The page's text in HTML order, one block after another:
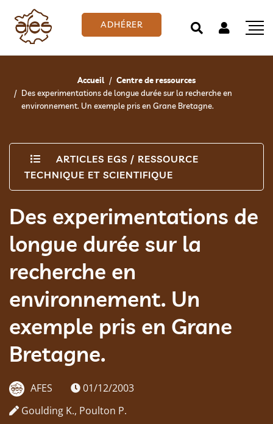
ADHÉRER
Accueil
Centre de ressources
Des experimentations de longue durée sur la recherche en
environnement. Un exemple pris en Grane Bretagne.
ARTICLES EGS / RESSOURCE
TECHNIQUE ET SCIENTIFIQUE
Des experimentations de
longue durée sur la
recherche en
environnement. Un
exemple pris en Grane
Bretagne.
AFES
01/12/2003
Goulding K., Poulton P.